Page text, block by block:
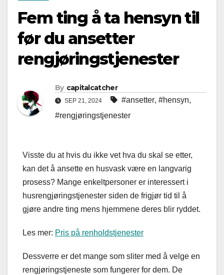
Fem ting å ta hensyn til
før du ansetter
rengjøringstjenester
By capitalcatcher
SEP 21, 2024 #ansetter, #hensyn,
#rengjøringstjenester
Visste du at hvis du ikke vet hva du skal se etter,
kan det å ansette en husvask være en langvarig
prosess? Mange enkeltpersoner er interessert i
husrengjøringstjenester siden de frigjør tid til å
gjøre andre ting mens hjemmene deres blir ryddet.
Les mer: Pris på renholdstjenester
Dessverre er det mange som sliter med å velge en
rengjøringstjeneste som fungerer for dem. De